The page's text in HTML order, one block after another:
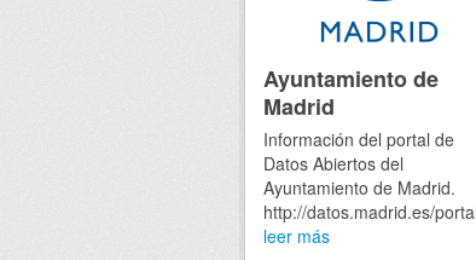
Ayuntamiento de
Madrid
Información del portal de
Datos Abiertos del
Ayuntamiento de Madrid.
http://datos.madrid.es/
leer más